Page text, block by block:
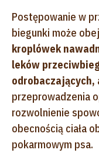
Postępowanie w
biegunki może
kroplówek
leków
przeprowadzenia
rozwolnienie
obecnością ciała
pokarmowym psa.